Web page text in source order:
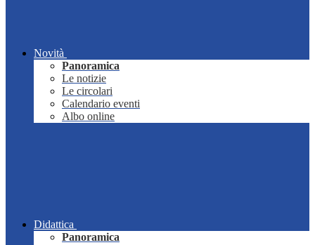
Novità
Panoramica
Le notizie
Le circolari
Calendario eventi
Albo online
Didattica
Panoramica